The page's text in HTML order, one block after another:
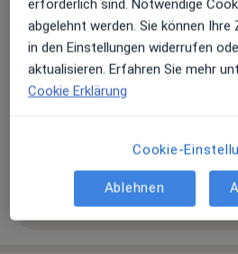
Zahlungsmodalitäten (private
Akzeptierte Versicherungen
Details
Telefonnummer
Mehr Detailsüber
erforderlich sind. Notwendige
abgelehnt werden. Sie können
in den Einstellungen widerrufen
aktualisieren. Erfahren Sie mehr
Cookie Erklärung
Cookie-
Ablehnen